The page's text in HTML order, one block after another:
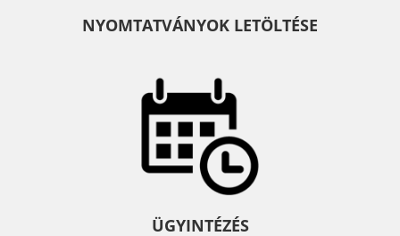
NYOMTATVÁNYOK LETÖLTÉSE
ÜGYINTÉZÉS